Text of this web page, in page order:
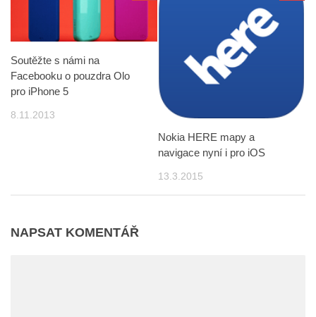
Soutěžte s námi na
Facebooku o pouzdra Olo
pro iPhone 5
8.11.2013
Nokia HERE mapy a
navigace nyní i pro iOS
13.3.2015
NAPSAT KOMENTÁŘ